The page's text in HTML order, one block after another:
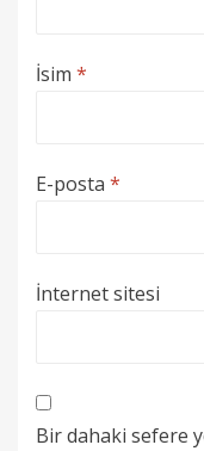
İsim *
E-posta *
İnternet sitesi
Bir dahaki sefere